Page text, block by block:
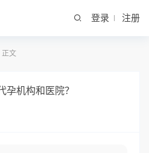
登录 注册
正文
孕机构和医院？